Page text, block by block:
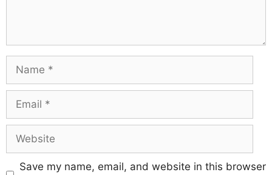
Save my name, email, and website in this browser